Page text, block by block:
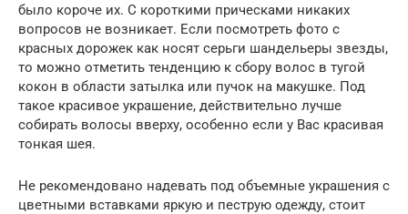
было короче их. С короткими прическами никаких
вопросов не возникает. Если посмотреть фото с
красных дорожек как носят серьги шандельеры звезды,
то можно отметить тенденцию к сбору волос в тугой
кокон в области затылка или пучок на макушке. Под
такое красивое украшение, действительно лучше
собирать волосы вверху, особенно если у Вас красивая
тонкая шея.
Не рекомендовано надевать под объемные украшения с
цветными вставками яркую и пеструю одежду, стоит